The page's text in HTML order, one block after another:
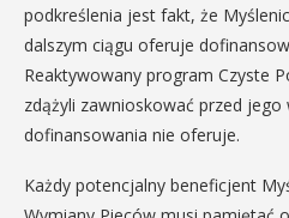
podkreślenia jest fakt, że
dalszym ciągu oferuje
Reaktywowany program Czyste
zdążyli zawnioskować przed
dofinansowania nie oferuje.
Każdy potencjalny beneficjent